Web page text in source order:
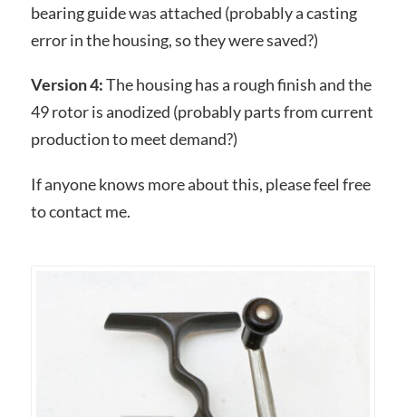
bearing guide was attached (probably a casting
error in the housing, so they were saved?)
Version 4:The housing has a rough finish and the
49 rotor is anodized (probably parts from current
production to meet demand?)
If anyone knows more about this, please feel free
to contact me.